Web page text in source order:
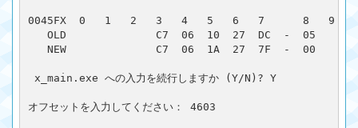
0045FX  0   1   2   3   4   5   6   7      8   9
OLD              C7  06  10  27  DC  -  05
NEW              C7  06  1A  27  7F  -  00
x_main.exe への入力を続行しますか (Y/N)? Y
オフセットを入力してください： 4603